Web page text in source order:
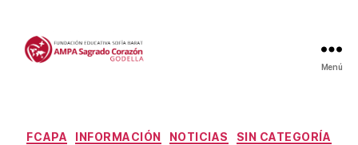
Menú
Categorías
FCAPA INFORMACIÓN NOTICIAS SIN CATEGORÍA